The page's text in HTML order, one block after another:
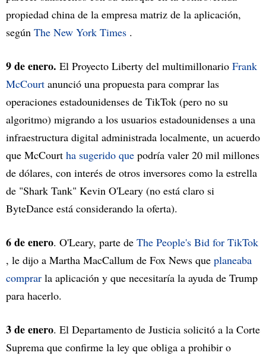
propiedad china de la empresa matriz de la aplicación,
según The New York Times .
9 de enero. El Proyecto Liberty del multimillonario Frank
McCourt anunció una propuesta para comprar las
operaciones estadounidenses de TikTok (pero no su
algoritmo) migrando a los usuarios estadounidenses a una
infraestructura digital administrada localmente, un acuerdo
que McCourt ha sugerido que podría valer 20 mil millones
de dólares, con interés de otros inversores como la estrella
de "Shark Tank" Kevin O'Leary (no está claro si
ByteDance está considerando la oferta).
6 de enero. O'Leary, parte de The People's Bid for TikTok
, le dijo a Martha MacCallum de Fox News que planeaba
comprar la aplicación y que necesitaría la ayuda de Trump
para hacerlo.
3 de enero. El Departamento de Justicia solicitó a la Corte
Suprema que confirme la ley que obliga a prohibir o